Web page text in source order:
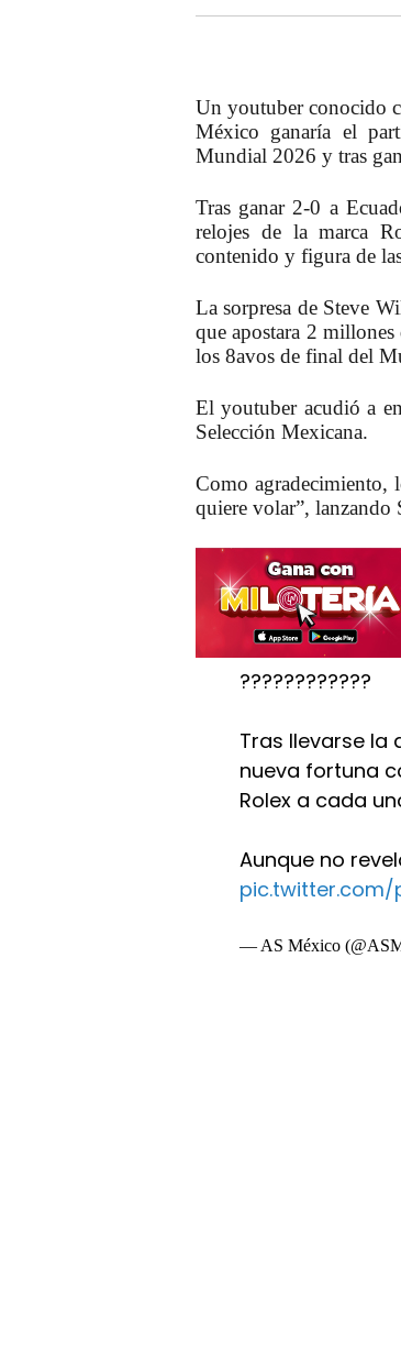
Un youtuber conocido
México ganaría el
Mundial 2026 y tras
Tras ganar 2-0 a
relojes de la marca
contenido y figura de
La sorpresa de Steve
que apostara 2
los 8avos de final del
El youtuber acudió a
Selección Mexicana.
Como agradecimiento,
quiere volar”, lanzando
????????????
Tras llevarse la
nueva fortuna
Rolex a cada
Aunque no
pic.twitter.com/
— AS México